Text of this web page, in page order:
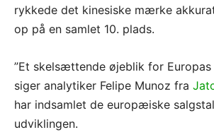
rykkede det kinesiske mærke
op på en samlet 10. plads.
”Et skelsættende øjeblik for Europas
siger analytiker Felipe Munoz fra
har indsamlet de europæiske
udviklingen.